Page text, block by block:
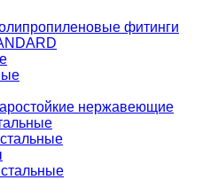
фитинги
нержавеющие